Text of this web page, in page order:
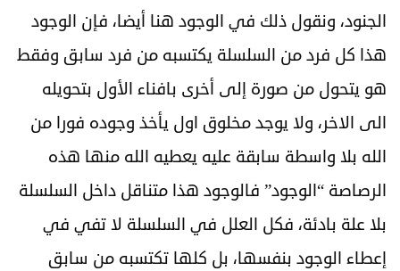
الجنود، ونقول ذلك في الوجود هنا أيضا، فإن الوجود
هذا كل فرد من السلسلة يكتسبه من فرد سابق وفقط
هو يتحول من صورة إلى أخرى بافناء الأول بتحويله
الى الاخر، ولا يوجد مخلوق اول يأخذ وجوده فورا من
الله بلا واسطة سابقة عليه يعطيه الله منها هذه
الرصاصة “الوجود” فالوجود هذا متناقل داخل السلسلة
بلا علة بادئة، فكل العلل في السلسلة لا تفي في
إعطاء الوجود بنفسها، بل كلها تكتسبه من سابق